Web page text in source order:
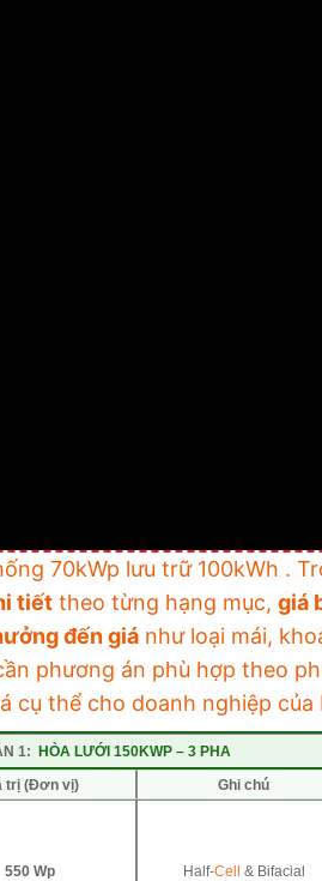
70kWp lưu trữ 100kWh .
tiết theo từng hạng mục, giá
đến giá như loại mái,
phương án phù hợp theo
cụ thể cho doanh nghiệp của
1: HÒA LƯỚI 150KWP – 3 PHA
trị (Đơn vị) Ghi chú
550 Wp Half-Cell & Bifacial